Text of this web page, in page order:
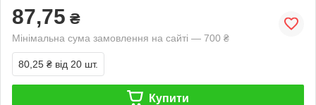
87,75 ₴
Мінімальна сума замовлення на сайті — 700 ₴
80,25 ₴ від 20 шт.
Купити